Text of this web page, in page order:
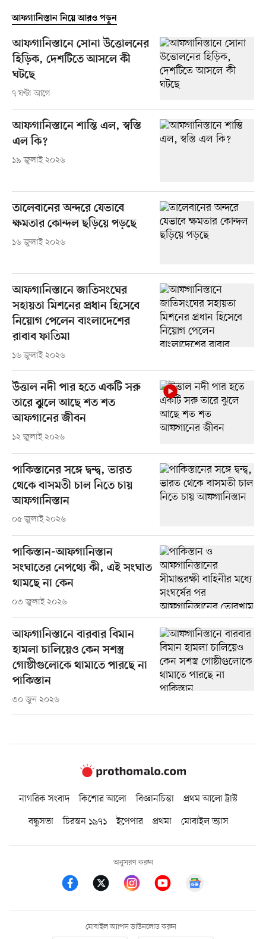
আফগানিস্তান নিয়ে আরও পড়ুন
আফগানিস্তানে সোনা উত্তোলনের
হিড়িক, দেশটিতে আসলে কী
ঘটছে
৭ ঘণ্টা আগে
আফগানিস্তানে শান্তি এল, স্বস্তি
এল কি?
১৯ জুলাই ২০২৬
তালেবানের অন্দরে যেভাবে
ক্ষমতার কোন্দল ছড়িয়ে পড়ছে
১৬ জুলাই ২০২৬
আফগানিস্তানে জাতিসংঘের
সহায়তা মিশনের প্রধান হিসেবে
নিয়োগ পেলেন বাংলাদেশের
রাবাব ফাতিমা
১৬ জুলাই ২০২৬
উত্তাল নদী পার হতে একটি সরু
তারে ঝুলে আছে শত শত
আফগানের জীবন
১২ জুলাই ২০২৬
পাকিস্তানের সঙ্গে দ্বন্দ্ব, ভারত
থেকে বাসমতী চাল নিতে চায়
আফগানিস্তান
০৫ জুলাই ২০২৬
পাকিস্তান-আফগানিস্তান
সংঘাতের নেপথ্যে কী, এই সংঘাত
থামছে না কেন
০৩ জুলাই ২০২৬
আফগানিস্তানে বারবার বিমান
হামলা চালিয়েও কেন সশস্ত্র
গোষ্ঠীগুলোকে থামাতে পারছে না
পাকিস্তান
৩০ জুন ২০২৬
নাগরিক সংবাদ কিশোর আলো বিজ্ঞানচিন্তা
প্রথম আলো ট্রাস্ট
বন্ধুসভা
চিরন্তন ১৯৭১ ইপেপার প্রথমা মোবাইল ভ্যাস
অনুসরণ করুন
মোবাইল অ্যাপস ডাউনলোড করুন